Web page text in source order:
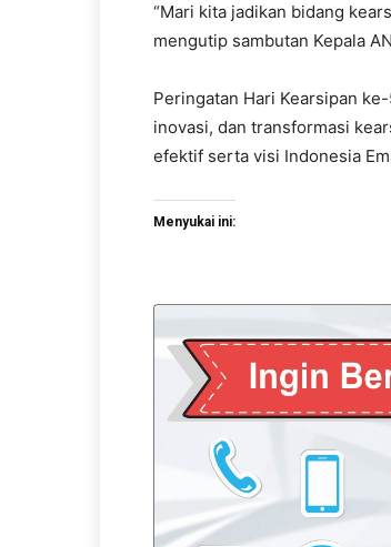
“Mari kita jadikan bidang
mengutip sambutan Kepala
Peringatan Hari Kearsipan
inovasi, dan transformasi
efektif serta visi Indonesia
Menyukai ini: